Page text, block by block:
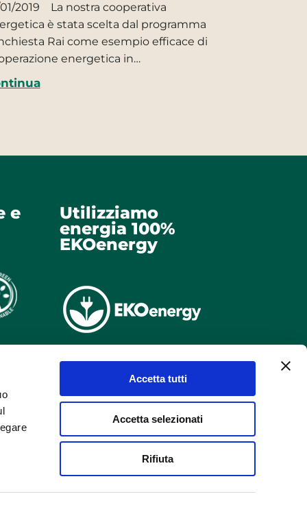
Accetta tutti
Accetta selezionati
Rifiuta
2019
La nostra cooperativa
è stata scelta dal programma
Rai come esempio efficace di
energetica in…
e Utilizziamo
energia 100%
EKOenergy